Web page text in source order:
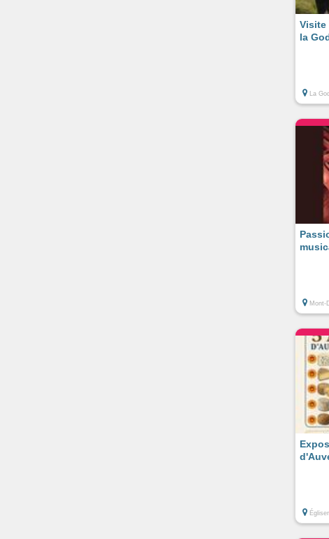
Visite
la
La
Mont-